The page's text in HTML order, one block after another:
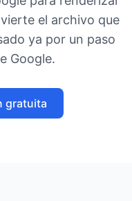
el archivo que
ya por un paso
Google.
gratuita